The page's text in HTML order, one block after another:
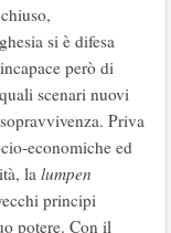
si è difesa
però di
scenari nuovi
Priva
economiche ed
la lumpen
principi
potere. Con il